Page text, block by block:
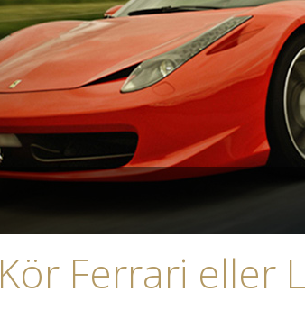
Kör Ferrari eller